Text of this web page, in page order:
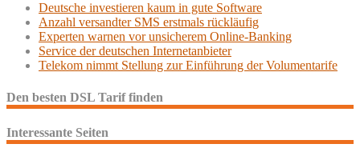
Deutsche investieren kaum in gute Software
Anzahl versandter SMS erstmals rückläufig
Experten warnen vor unsicherem Online-Banking
Service der deutschen Internetanbieter
Telekom nimmt Stellung zur Einführung der Volumentarife
Den besten DSL Tarif finden
Interessante Seiten